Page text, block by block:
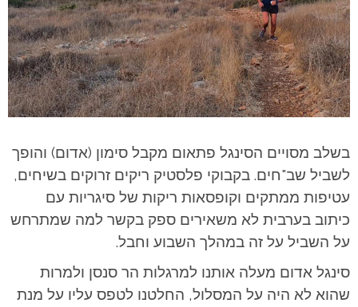
בשלב מסויים הסינגל פתאום מקבל סימון (אדום) והופך
לשביל שב"חים. בקבוקי פלסטיק ריקים זרוקים בשיחים,
עטיפות ממתקים וקופסאות ריקות של סיגריות עם
כיתוב בערבית לא משאירים ספק בקשר למה שמתרחש
על השביל על זה במהלך השבוע וחבל.
סינגל אדום מעלה אותנו למרגלות הר סנסן ולמרות
שהוא לא היה על המסלול, החלטנו לטפס עליו על מנת